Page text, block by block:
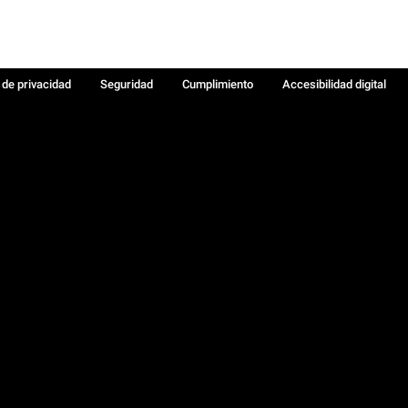
privacidad Seguridad Cumplimiento
Accesibilidad digital